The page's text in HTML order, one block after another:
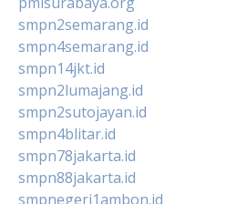
smpn2semarang.id
smpn4semarang.id
smpn14jkt.id
smpn2lumajang.id
smpn2sutojayan.id
smpn4blitar.id
smpn78jakarta.id
smpn88jakarta.id
smpnegeri1ambon.id